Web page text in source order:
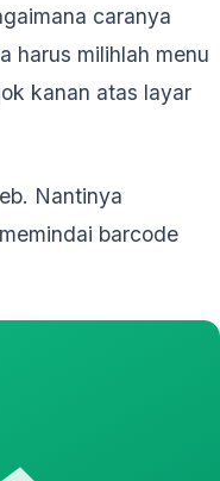
caranya
harus milihlah menu
kanan atas layar
Nantinya
barcode